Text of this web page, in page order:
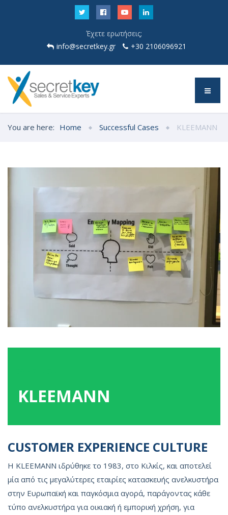
Έχετε ερωτήσεις;
info@secretkey.gr
+30 2106096921
You are here: Home Successful Cases KLEEMANN
KLEEMANN
CUSTOMER EXPERIENCE CULTURE
Η KLEEMANN ιδρύθηκε το 1983, στο Κιλκίς, και αποτελεί
μία από τις μεγαλύτερες εταιρίες κατασκευής ανελκυστήρα
στην Ευρωπαϊκή και παγκόσμια αγορά, παράγοντας κάθε
τύπο ανελκυστήρα για οικιακή ή εμπορική χρήση, για